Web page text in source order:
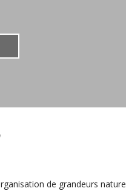
de grandeurs nature